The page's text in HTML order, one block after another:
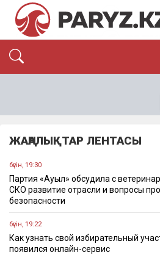
ЭКОНОМИКА
ОҚИҒА
ЖАҢАЛЫҚТАР ЛЕНТАСЫ
бүгін, 19:30
Партия «Ауыл» обсудила с
СКО развитие отрасли и вопросы
безопасности
бүгін, 19:22
Как узнать свой избирательный
появился онлайн-сервис